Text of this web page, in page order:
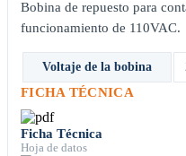
Bobina de repuesto para
funcionamiento de 110VAC.
Voltaje de la bobina
FICHA TÉCNICA
Ficha Técnica
Hoja de datos